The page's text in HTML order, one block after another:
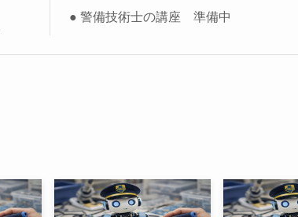
● 警備技術士の講座 準備中